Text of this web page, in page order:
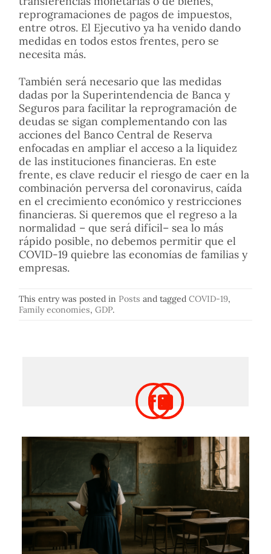
reprogramaciones de pagos de impuestos,
entre otros. El Ejecutivo ya ha venido dando
medidas en todos estos frentes, pero se
necesita más.
También será necesario que las medidas
dadas por la Superintendencia de Banca y
Seguros para facilitar la reprogramación de
deudas se sigan complementando con las
acciones del Banco Central de Reserva
enfocadas en ampliar el acceso a la liquidez
de las instituciones financieras. En este
frente, es clave reducir el riesgo de caer en la
combinación perversa del coronavirus, caída
en el crecimiento económico y restricciones
financieras. Si queremos que el regreso a la
normalidad – que será difícil– sea lo más
rápido posible, no debemos permitir que el
COVID-19 quiebre las economías de familias y
empresas.
This entry was posted in Posts and tagged COVID-19,
Family economies, GDP.